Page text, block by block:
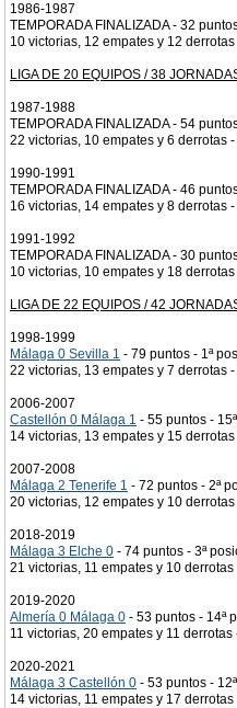
1986-1987
TEMPORADA FINALIZADA - 32
10 victorias, 12 empates y 12
LIGA DE 20 EQUIPOS / 38
1987-1988
TEMPORADA FINALIZADA - 54
22 victorias, 10 empates y 6 derrotas
1990-1991
TEMPORADA FINALIZADA - 46
16 victorias, 14 empates y 8 derrotas
1991-1992
TEMPORADA FINALIZADA - 30
10 victorias, 10 empates y 18
LIGA DE 22 EQUIPOS / 42
1998-1999
Málaga 0 Sevilla 1 - 79 puntos - 1ª
22 victorias, 13 empates y 7 derrotas
2006-2007
Castellón 0 Málaga 1 - 55 puntos -
14 victorias, 13 empates y 15
2007-2008
Málaga 2 Tenerife 1 - 72 puntos - 2ª
20 victorias, 12 empates y 10
2018-2019
Málaga 3 Elche 0 - 74 puntos - 3ª
21 victorias, 11 empates y 10
2019-2020
Almería 0 Málaga 0 - 53 puntos - 14ª
11 victorias, 20 empates y 11
2020-2021
Málaga 3 Castellón 0 - 53 puntos -
14 victorias, 11 empates y 17